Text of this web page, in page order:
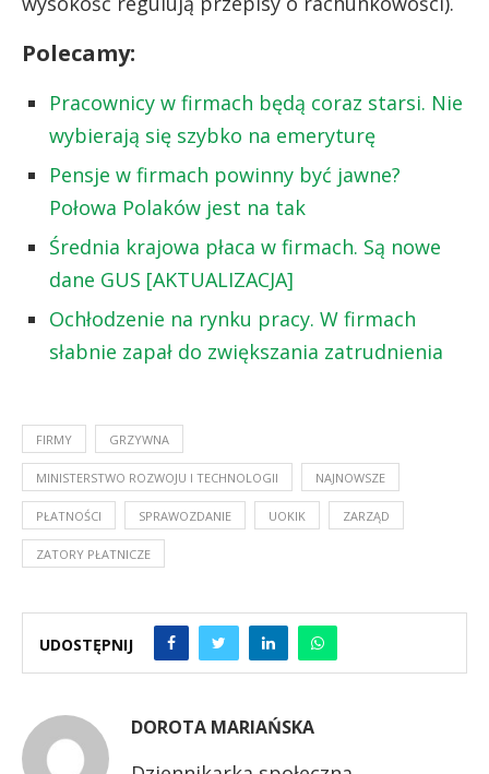
Polecamy:
Pracownicy w firmach będą coraz starsi. Nie
wybierają się szybko na emeryturę
Pensje w firmach powinny być jawne?
Połowa Polaków jest na tak
Średnia krajowa płaca w firmach. Są nowe
dane GUS [AKTUALIZACJA]
Ochłodzenie na rynku pracy. W firmach
słabnie zapał do zwiększania zatrudnienia
FIRMY GRZYWNA
MINISTERSTWO ROZWOJU I TECHNOLOGII NAJNOWSZE
PŁATNOŚCI SPRAWOZDANIE UOKIK ZARZĄD
ZATORY PŁATNICZE
UDOSTĘPNIJ
DOROTA MARIAŃSKA